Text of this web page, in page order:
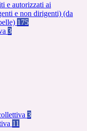
e autorizzati ai
e non dirigenti) (da
175
3
3
11